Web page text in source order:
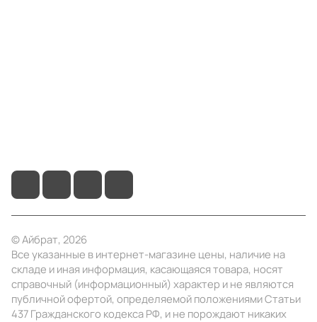
© Айбрат, 2026
Все указанные в интернет-магазине цены, наличие на
складе и иная информация, касающаяся товара, носят
справочный (информационный) характер и не являются
публичной офертой, определяемой положениями Статьи
437 Гражданского кодекса РФ, и не порождают никаких